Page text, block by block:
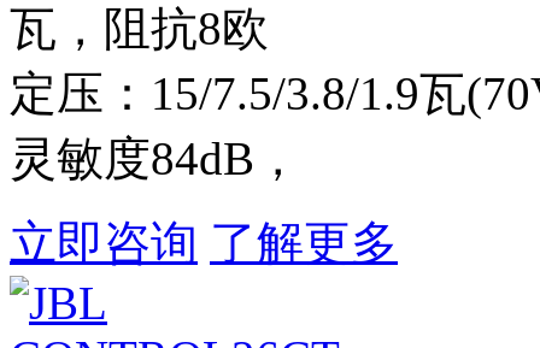
瓦，阻抗8欧
定压：15/7.5/3.8/1.9瓦
灵敏度84dB，
立即咨询 了解更多